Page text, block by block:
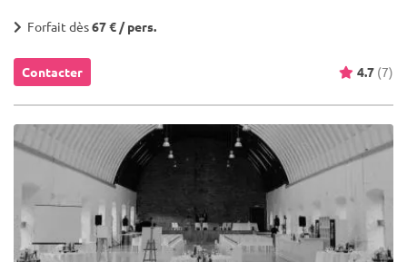
Forfait dès67 € / pers.
Contacter 4.7 (7)